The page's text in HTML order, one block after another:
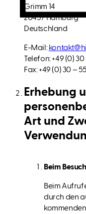
Grimm 14
20457 Hamburg
Deutschland
E-Mail:
Telefon: +49 (0) 30
Fax: +49 (0) 30 –
Erhebung
Art und
Beim
Beim
durch den